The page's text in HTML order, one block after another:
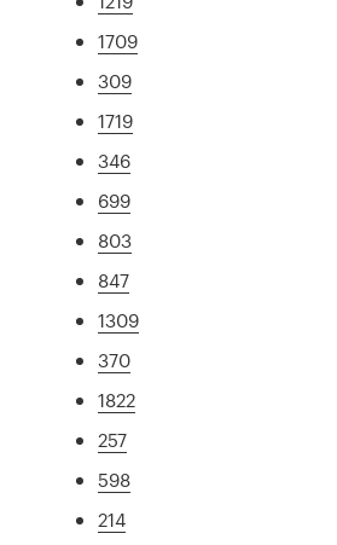
1709
309
1719
346
699
803
847
1309
370
1822
257
598
214